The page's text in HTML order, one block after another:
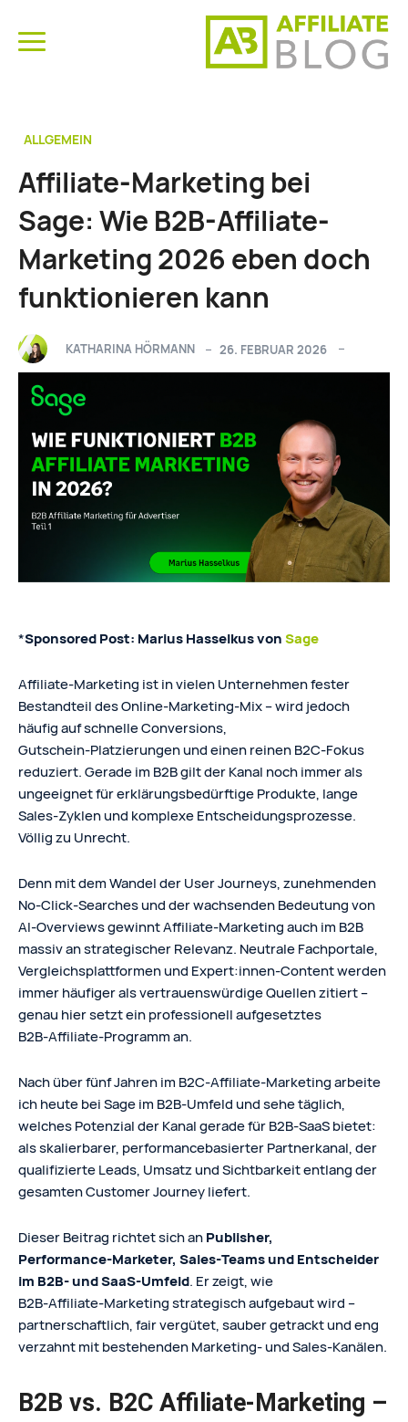
ALLGEMEIN
Affiliate-Marketing bei
Sage: Wie B2B-Affiliate-
Marketing 2026 eben doch
funktionieren kann
KATHARINA HÖRMANN 26. FEBRUAR 2026
*Sponsored Post: Marius Hasselkus vonSage
Affiliate-Marketing ist in vielen Unternehmen fester
Bestandteil des Online‑Marketing‑Mix – wird jedoch
häufig auf schnelle Conversions,
Gutschein‑Platzierungen und einen reinen B2C‑Fokus
reduziert. Gerade im B2B gilt der Kanal noch immer als
ungeeignet für erklärungsbedürftige Produkte, lange
Sales‑Zyklen und komplexe Entscheidungsprozesse.
Völlig zu Unrecht.
Denn mit dem Wandel der User Journeys, zunehmenden
No‑Click‑Searches und der wachsenden Bedeutung von
AI‑Overviews gewinnt Affiliate-Marketing auch im B2B
massiv an strategischer Relevanz. Neutrale Fachportale,
Vergleichsplattformen und Expert:innen‑Content werden
immer häufiger als vertrauenswürdige Quellen zitiert –
genau hier setzt ein professionell aufgesetztes
B2B‑Affiliate‑Programm an.
Nach über fünf Jahren im B2C‑Affiliate‑Marketing arbeite
ich heute bei Sage im B2B‑Umfeld und sehe täglich,
welches Potenzial der Kanal gerade für B2B‑SaaS bietet:
als skalierbarer, performancebasierter Partnerkanal, der
qualifizierte Leads, Umsatz und Sichtbarkeit entlang der
gesamten Customer Journey liefert.
Dieser Beitrag richtet sich anPublisher,
Performance‑Marketer, Sales‑Teams und Entscheider
im B2B‑ und SaaS‑Umfeld. Er zeigt, wie
B2B‑Affiliate‑Marketing strategisch aufgebaut wird –
partnerschaftlich, fair vergütet, sauber getrackt und eng
verzahnt mit bestehenden Marketing‑ und Sales‑Kanälen.
B2B vs. B2C Affiliate-Marketing –